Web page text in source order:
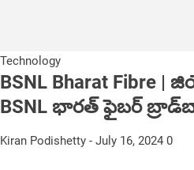
Technology
BSNL Bharat Fibre
BSNL భారత్ ఫైబర్
Kiran Podishetty - July 16, 2024 0